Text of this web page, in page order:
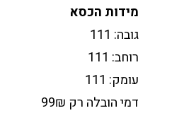
מידות הכסא
גובה: 111
רוחב: 111
עומק: 111
דמי הובלה רק 99₪